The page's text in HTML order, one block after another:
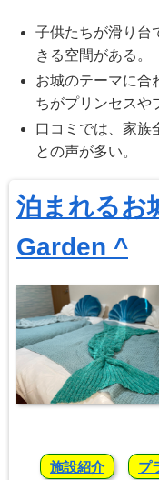
子供たちが滑り台
きる空間がある。
お城のテーマに合
ちがプリンセスや
口コミでは、家族
との声が多い。
泊まれるお
Garden ^
施設紹介 プ